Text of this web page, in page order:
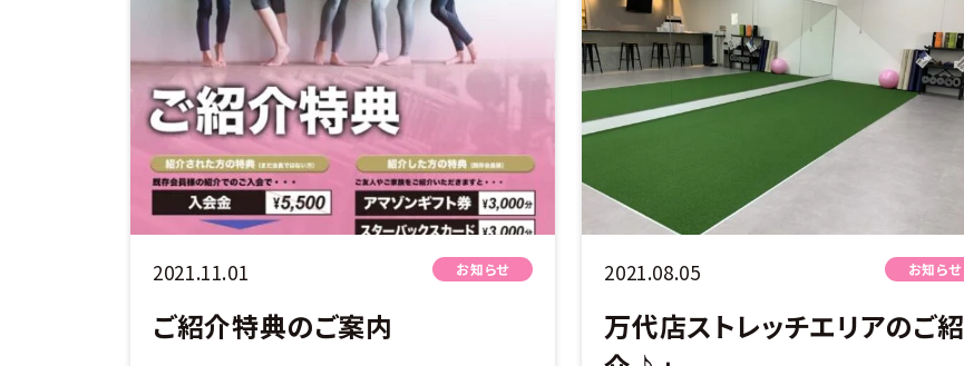
2021.11.01 お知らせ
ご紹介特典のご案内
2021.08.05 お知らせ
万代店ストレッチエリアのご紹